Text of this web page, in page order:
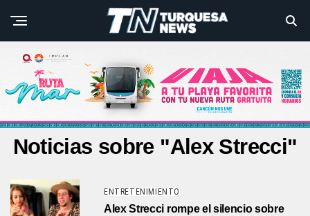
Noticias sobre "Alex Strecci"
ENTRETENIMIENTO
Alex Strecci rompe el silencio sobre